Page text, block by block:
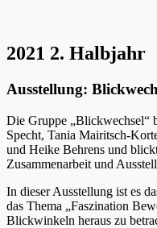
2021 2. Halbjahr
Ausstellung:
Die Gruppe „Blickwechsel“
Specht, Tania Mairitsch-
und Heike Behrens und
Zusammenarbeit und
In dieser Ausstellung ist es
das Thema „Faszination
Blickwinkeln heraus zu